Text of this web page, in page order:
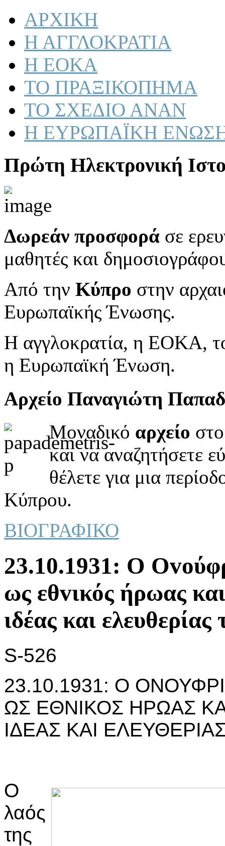
ΑΡΧΙΚΗ
Η ΑΓΓΛΟΚΡΑΤΙΑ
Η ΕΟΚΑ
ΤΟ ΠΡΑΞΙΚΟΠΗΜΑ
ΤΟ ΣΧΕΔΙΟ ΑΝΑΝ
Η ΕΥΡΩΠΑΪΚΗ
Πρώτη Ηλεκτρονική
Δωρεάν προσφορά σε
μαθητές και
Από την Κύπρο στην
Ευρωπαϊκής Ένωσης.
Η αγγλοκρατία, η ΕΟΚΑ,
η Ευρωπαϊκή Ένωση.
Αρχείο Παναγιώτη
Μοναδικό αρχείο
και να αναζητήσετε
θέλετε για μια
Κύπρου.
ΒΙΟΓΡΑΦΙΚΟ
23.10.1931: Ο
ως εθvικός ήρωας
ιδέας και
S-526
23.10.1931: Ο
ΩΣ ΕΘΝΙΚΟΣ ΗΡΩΑΣ
ΙΔΕΑΣ ΚΑΙ
Ο
λαός
της